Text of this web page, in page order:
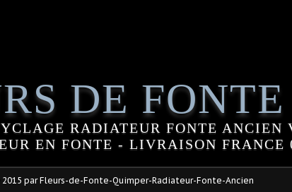
DE FONTE
RADIATEUR FONTE
EN FONTE - LIVRAISON
par Fleurs-de-Fonte-Quimper-Radiateur-Fonte-Ancien